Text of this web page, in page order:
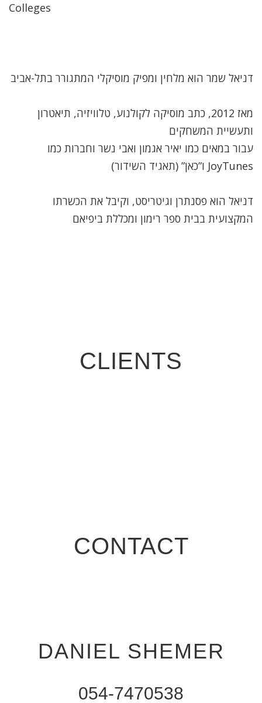
Colleges
דניאל שמר הוא מלחין ומפיק מוסיקלי המתגורר בתל-אביב
מאז 2012, כתב מוסיקה לקולנוע, טלוויזיה, תיאטרון
ותעשיית המשחקים
עבור במאים כמו יאיר אגמון ואבי נשר וחברות כמו
JoyTunes ו”כאן” (תאגיד השידור)
דניאל הוא פסנתרן וגיטריסט, וקיבל את הכשרתו
המקצועית בבית ספר רימון ומכללת ביפיאם
CLIENTS
CONTACT
DANIEL SHEMER
054-7470538